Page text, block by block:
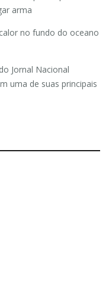
arma
no fundo do oceano
Jornal Nacional
uma de suas principais